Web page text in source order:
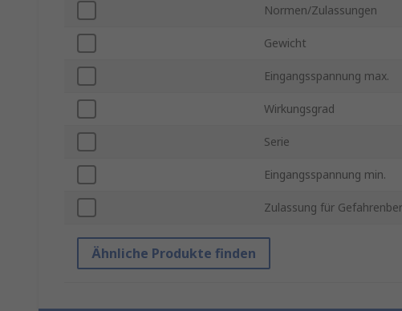
Normen/Zulassungen
Gewicht
Eingangsspannung max.
Wirkungsgrad
Serie
Eingangsspannung min.
Zulassung für
Ähnliche Produkte finden